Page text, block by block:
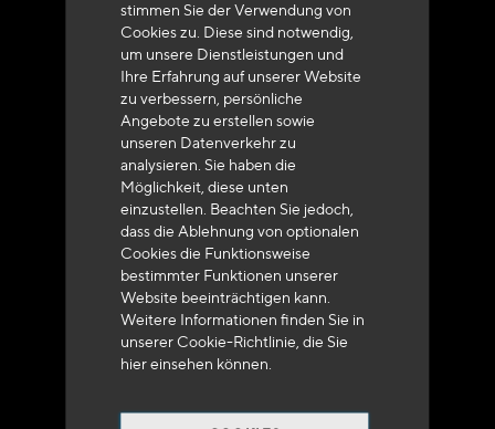
stimmen Sie der Verwendung von
Cookies zu. Diese sind notwendig,
um unsere Dienstleistungen und
Ihre Erfahrung auf unserer Website
zu verbessern, persönliche
Angebote zu erstellen sowie
unseren Datenverkehr zu
analysieren. Sie haben die
Möglichkeit, diese unten
einzustellen. Beachten Sie jedoch,
dass die Ablehnung von optionalen
Cookies die Funktionsweise
bestimmter Funktionen unserer
Website beeinträchtigen kann.
Weitere Informationen finden Sie in
unserer Cookie-Richtlinie, die Sie
hiereinsehen können.
+33 (0)4 79 72 62 22 Drücken 1
Lieferung innerhalb von 48 bis 72 Stunden in
Metropolitan-Frankreich
Versandkostenfrei
bei 250 Euros*